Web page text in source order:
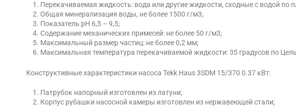
Перекачиваемая жидкость: вода или другие жидкости, сходные с водой по
Общая минерализация воды, не более 1500 г/м3;
Показатель рН 6,5 – 9,5;
Содержание механических примесей: не более 50 г/м3;
Максимальный размер частиц: не более 0,2 мм;
Максимальная температура перекачиваемой жидкости: 35 градусов по
Конструктивные характеристики насоса Tekk Haus 3SDM 15/370 0.37 кВт:
Патрубок напорный изготовлен из латуни;
Корпус рубашки насосной камеры изготовлен из нержавеющей стали;